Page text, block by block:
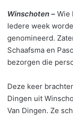
Winschoten – Wie
Iedere week
genomineerd.
Schaafsma en
bezorgen die
Deze keer
Dingen uit
Van Dingen. Ze